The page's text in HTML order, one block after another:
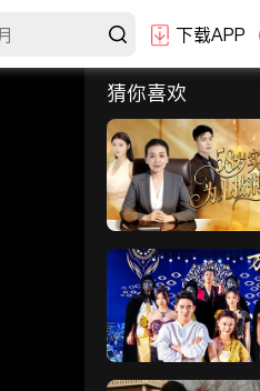
下载APP
选集
1-30
31-60
61 62
64 65
67 68
猜你喜欢